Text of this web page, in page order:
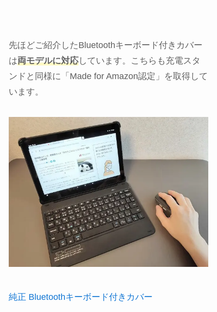
先ほどご紹介したBluetoothキーボード付きカバー
は両モデルに対応しています。こちらも充電スタ
ンドと同様に「Made for Amazon認定」を取得して
います。
純正 Bluetoothキーボード付きカバー